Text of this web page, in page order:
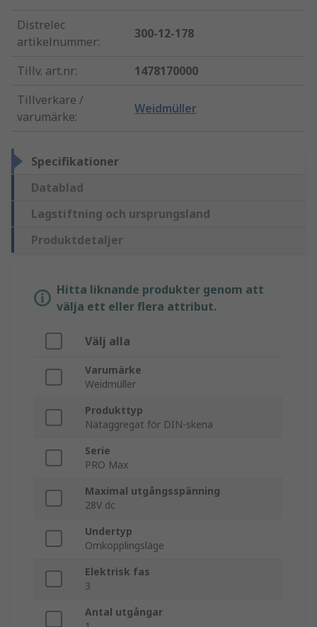
Distrelec
artikelnummer:
300-12-178
Tillv. art.nr:
1478170000
Tillverkare /
varumärke:
Weidmüller
Specifikationer
Datablad
Lagstiftning och ursprungsland
Produktdetaljer
Hitta liknande produkter genom att
välja ett eller flera attribut.
Välj alla
Varumärke
Weidmüller
Produkttyp
Nätaggregat för DIN-skena
Serie
PRO Max
Maximal utgångsspänning
28V dc
Undertyp
Omkopplingsläge
Elektrisk fas
3
Antal utgångar